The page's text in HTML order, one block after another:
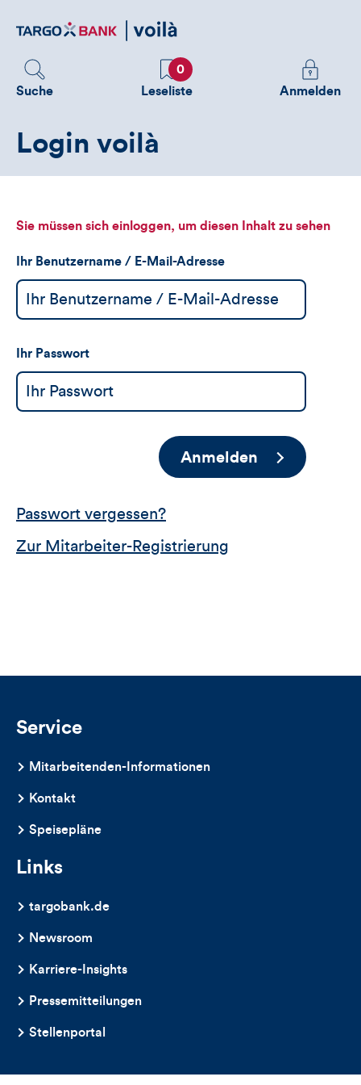
zum
Suche
Favoriten
0
Leseliste
Melden
Sie
sehen
Anmelden
Login voilà
Sie müssen sich einloggen, um diesen Inhalt zu sehen
Ihr Benutzername / E-Mail-Adresse
Ihr Passwort
Anmelden
Passwort vergessen?
Zur Mitarbeiter-Registrierung
Service
Mitarbeitenden-Informationen
Kontakt
Speisepläne
Links
targobank.de
Newsroom
Karriere-Insights
Pressemitteilungen
Stellenportal